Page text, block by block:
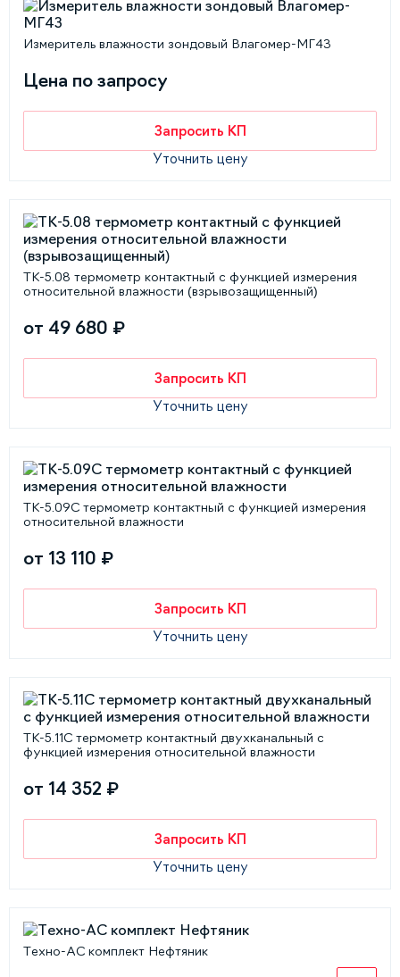
Измеритель влажности зондовый Влагомер-МГ4З
Цена по запросу
Запросить КП
Уточнить цену
ТК-5.08 термометр контактный с функцией измерения
относительной влажности (взрывозащищенный)
от 49 680 ₽
Запросить КП
Уточнить цену
ТК-5.09С термометр контактный с функцией измерения
относительной влажности
от 13 110 ₽
Запросить КП
Уточнить цену
ТК-5.11С термометр контактный двухканальный с
функцией измерения относительной влажности
от 14 352 ₽
Запросить КП
Уточнить цену
Техно-АС комплект Нефтяник